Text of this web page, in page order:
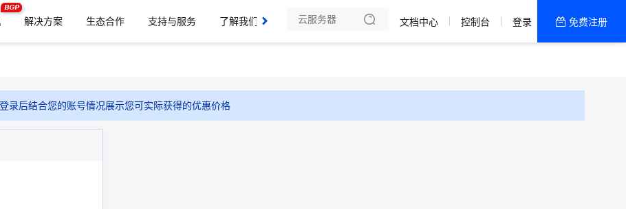
BGP
解决方案 生态合作 支持与服务
了解我们
文档中心 控制台 登录 免费注册
登录后结合您的账号情况展示您可实际获得的优惠价格